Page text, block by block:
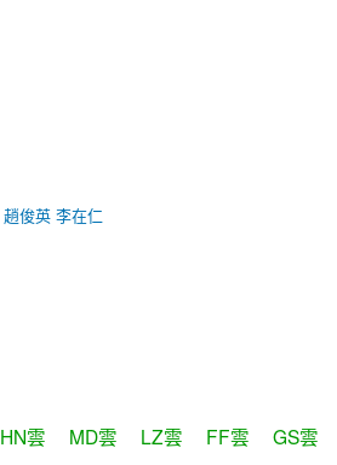
趙俊英 李在仁
HN雲 MD雲 LZ雲 FF雲
GS雲